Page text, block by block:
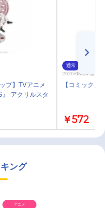
プ】TVアニメ
』 アクリルスタ
通常
2026/08/04 発売
【コミック】
￥572
ング
アニメ